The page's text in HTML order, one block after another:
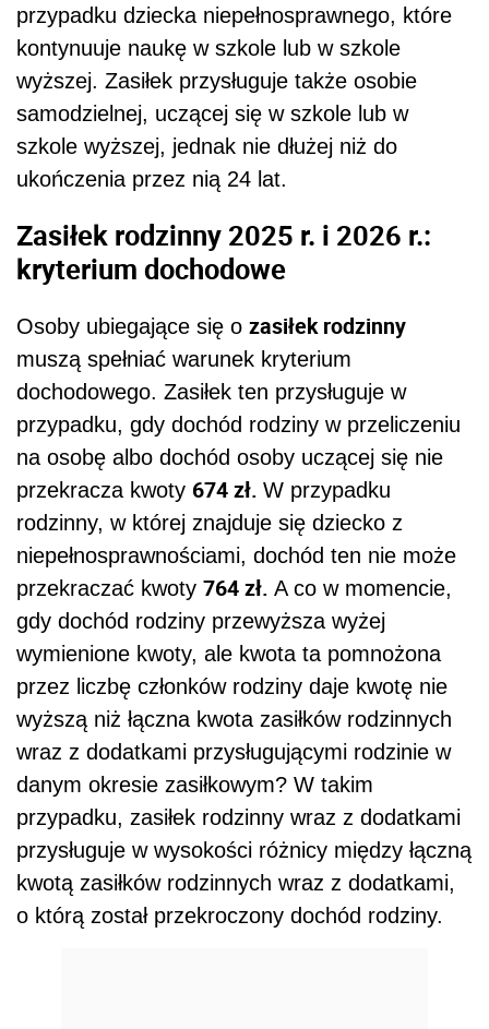
przypadku dziecka niepełnosprawnego, które
kontynuuje naukę w szkole lub w szkole
wyższej. Zasiłek przysługuje także osobie
samodzielnej, uczącej się w szkole lub w
szkole wyższej, jednak nie dłużej niż do
ukończenia przez nią 24 lat.
Zasiłek rodzinny 2025 r. i 2026 r.:
kryterium dochodowe
Osoby ubiegające się o zasiłek rodzinny
muszą spełniać warunek kryterium
dochodowego. Zasiłek ten przysługuje w
przypadku, gdy dochód rodziny w przeliczeniu
na osobę albo dochód osoby uczącej się nie
przekracza kwoty 674 zł. W przypadku
rodzinny, w której znajduje się dziecko z
niepełnosprawnościami, dochód ten nie może
przekraczać kwoty 764 zł. A co w momencie,
gdy dochód rodziny przewyższa wyżej
wymienione kwoty, ale kwota ta pomnożona
przez liczbę członków rodziny daje kwotę nie
wyższą niż łączna kwota zasiłków rodzinnych
wraz z dodatkami przysługującymi rodzinie w
danym okresie zasiłkowym? W takim
przypadku, zasiłek rodzinny wraz z dodatkami
przysługuje w wysokości różnicy między łączną
kwotą zasiłków rodzinnych wraz z dodatkami,
o którą został przekroczony dochód rodziny.